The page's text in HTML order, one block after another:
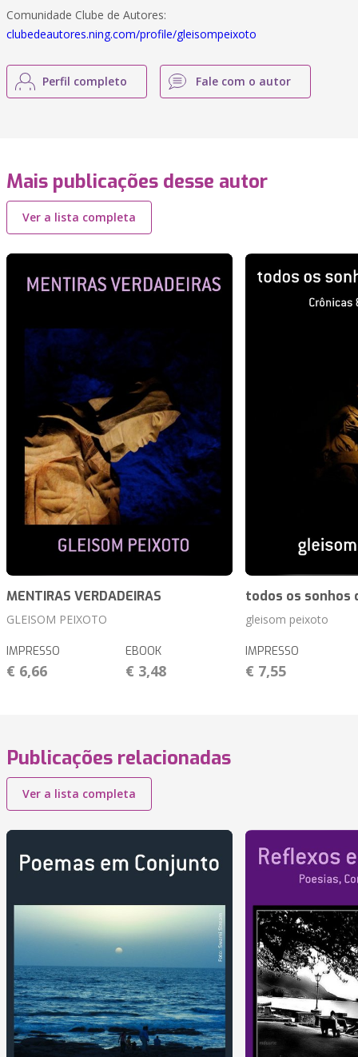
Comunidade Clube de Autores:
clubedeautores.ning.com/profile/gleisompeixoto
Perfil completo Fale com o autor
Mais publicações desse autor
Ver a lista completa
MENTIRAS VERDADEIRAS
GLEISOM PEIXOTO
IMPRESSO
€ 6,66
EBOOK
€ 3,48
todos os sonhos
gleisom peixoto
IMPRESSO
€ 7,55
Publicações relacionadas
Ver a lista completa